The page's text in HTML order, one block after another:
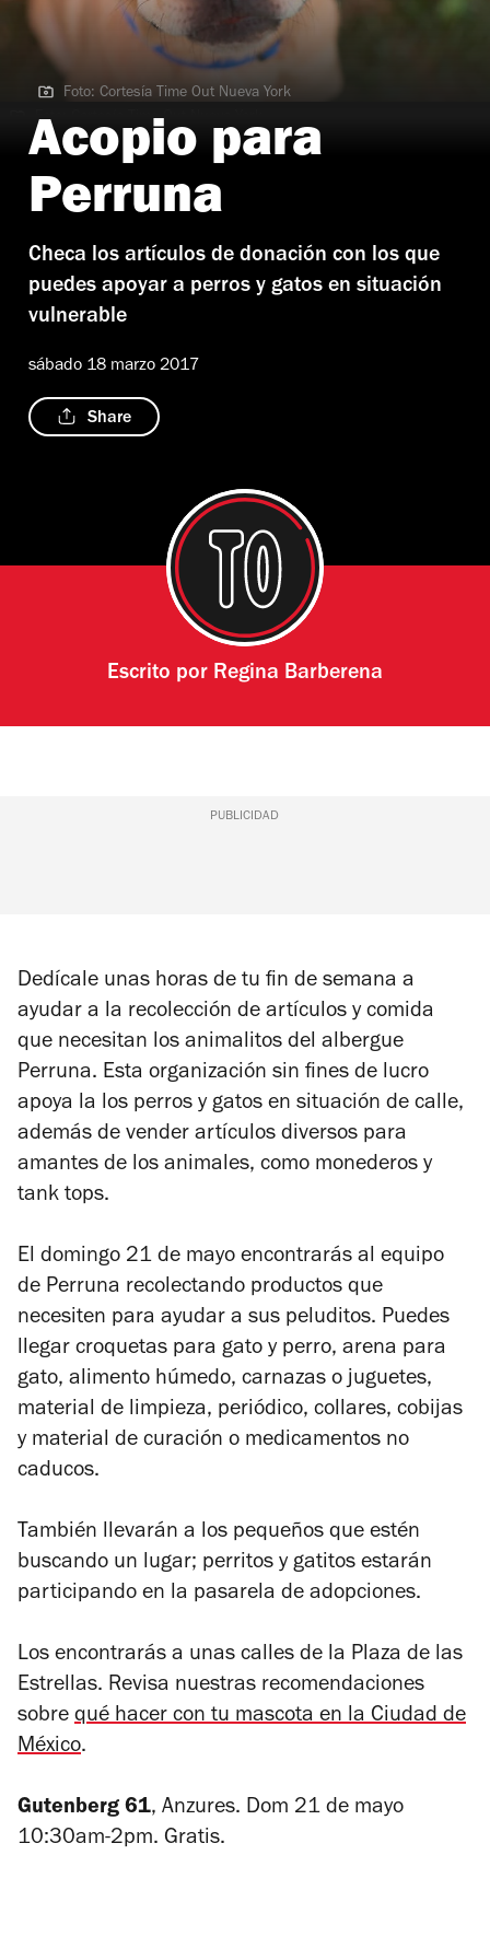
Foto: Cortesía Time Out Nueva York
Foto: Cortesía Time Out Nueva York
Acopio para
Perruna
Checa los artículos de donación con los que
puedes apoyar a perros y gatos en situación
vulnerable
sábado 18 marzo 2017
Share
Escrito por Regina Barberena
PUBLICIDAD
Dedícale unas horas de tu fin de semana a
ayudar a la recolección de artículos y comida
que necesitan los animalitos del albergue
Perruna. Esta organización sin fines de lucro
apoya la los perros y gatos en situación de calle,
además de vender artículos diversos para
amantes de los animales, como monederos y
tank tops.
El domingo 21 de mayo encontrarás al equipo
de Perruna recolectando productos que
necesiten para ayudar a sus peluditos. Puedes
llegar croquetas para gato y perro, arena para
gato, alimento húmedo, carnazas o juguetes,
material de limpieza, periódico, collares, cobijas
y material de curación o medicamentos no
caducos.
También llevarán a los pequeños que estén
buscando un lugar; perritos y gatitos estarán
participando en la pasarela de adopciones.
Los encontrarás a unas calles de la Plaza de las
Estrellas. Revisa nuestras recomendaciones
sobre qué hacer con tu mascota en la Ciudad de
México.
Gutenberg 61, Anzures. Dom 21 de mayo
10:30am-2pm. Gratis.